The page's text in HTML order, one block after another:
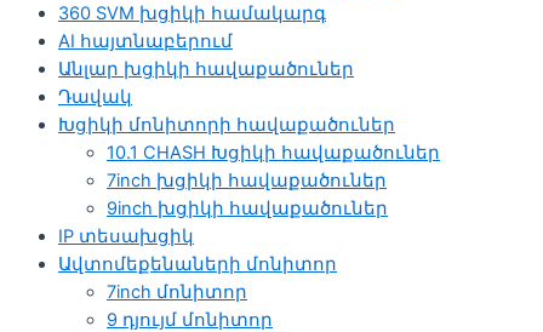
360 SVM խցիկի համակարգ
AI հայտնաբերում
Անլար խցիկի հավաքածուներ
Դավակ
Խցիկի մոնիտորի հավաքածուներ
10.1 CHASH Խցիկի հավաքածուներ
7inch խցիկի հավաքածուներ
9inch խցիկի հավաքածուներ
IP տեսախցիկ
Ավտոմեքենաների մոնիտոր
7inch մոնիտոր
9 դյույմ մոնիտոր